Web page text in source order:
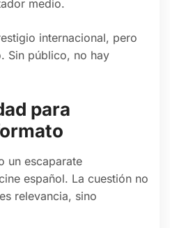
medio.
internacional, pero
Sin público, no hay
para
un escaparate
español. La cuestión no
relevancia, sino